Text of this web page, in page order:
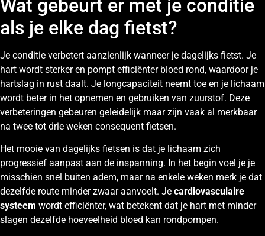
Wat gebeurt er met je conditie
als je elke dag fietst?
Je conditie verbetert aanzienlijk wanneer je dagelijks fietst. Je
hart wordt sterker en pompt efficiënter bloed rond, waardoor je
hartslag in rust daalt. Je longcapaciteit neemt toe en je lichaam
wordt beter in het opnemen en gebruiken van zuurstof. Deze
verbeteringen gebeuren geleidelijk maar zijn vaak al merkbaar
na twee tot drie weken consequent fietsen.
Het mooie van dagelijks fietsen is dat je lichaam zich
progressief aanpast aan de inspanning. In het begin voel je je
misschien snel buiten adem, maar na enkele weken merk je dat
dezelfde route minder zwaar aanvoelt. Je cardiovasculaire
systeem wordt efficiënter, wat betekent dat je hart met minder
slagen dezelfde hoeveelheid bloed kan rondpompen.